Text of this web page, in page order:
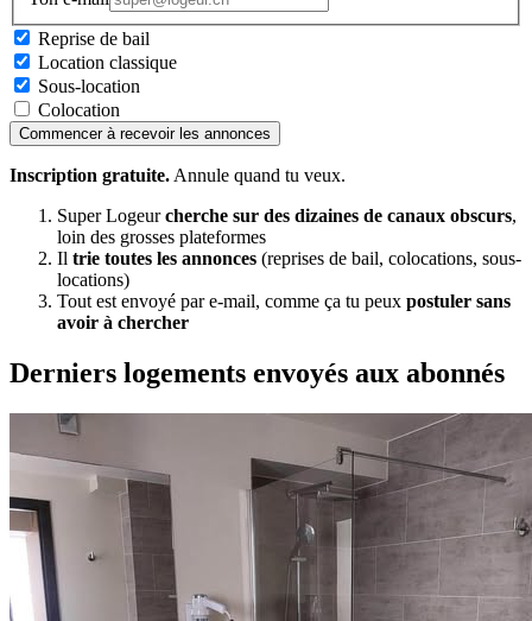
Reprise de bail
Location classique
Sous-location
Colocation
Commencer à recevoir les annonces
Inscription gratuite. Annule quand tu veux.
Super Logeurcherche sur des dizaines de canaux obscurs,
loin des grosses plateformes
Il trie toutes les annonces (reprises de bail, colocations, sous-
locations)
Tout est envoyé par e-mail, comme ça tu peux postuler sans
avoir à chercher
Derniers logements envoyés aux abonnés